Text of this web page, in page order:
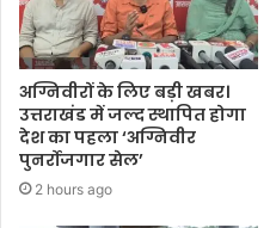
अग्निवीरों के लिए बड़ी खबर।
उत्तराखंड में जल्द स्थापित होगा
देश का पहला ‘अग्निवीर
पुनर्रोजगार सेल’
2 hours ago